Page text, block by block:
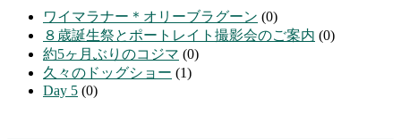
ワイマラナー＊オリーブラグーン (0)
８歳誕生祭とポートレイト撮影会のご案内 (0)
約5ヶ月ぶりのコジマ (0)
久々のドッグショー (1)
Day 5 (0)